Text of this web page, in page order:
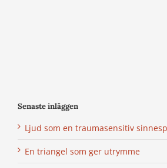
Senaste inläggen
Ljud som en traumasensitiv
En triangel som ger utrymme